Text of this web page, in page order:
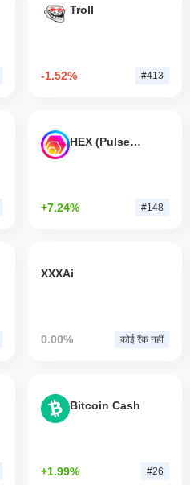
Troll
-1.52% #413
HEX (Pulsechain)
+7.24% #148
XXXAi
0.00% कोई रैंक नहीं
Bitcoin Cash
+1.99% #26